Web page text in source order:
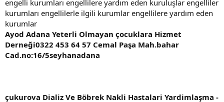
l
a
t
a
n
a
r
h
i
engelli kurumları engellilere yardım eden kuruluşlar engelliler
kurumları engellilerle ilgili kurumlar engellilere yardım eden
kurumlar
Ayod Adana Yeterli Olmayan çocuklara Hizmet
Derneği0322 453 64 57 Cemal Paşa Mah.bahar
Cad.no:16/5seyhanadana
çukurova Dializ Ve Böbrek Nakli Hastalari Yardimlaşma -